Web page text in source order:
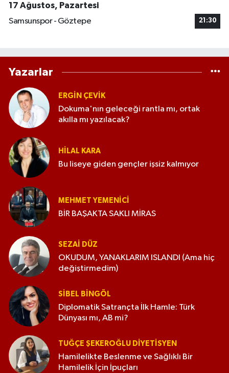
17 Ağustos, Pazartesi
Samsunspor - Göztepe
21:30
Yazarlar
ERGIN ÇEVİK
Dokuma'nın geleceği rantla mı, ortak
akılla mı yazılacak?
HILAL KARA
Bu liseye giden gençler işsiz kalmıyor
MEHMET YEMENICI
BİR BAŞAKTA SAKLI MİRAS
SEZAI DÜZ
OKUDUM, YANAKLARIM ISLANDI (Ama hiç
değiştirmedim)
SIBEL BINGÖL
Diplomatik Satrançta İlk Hamle: Türk
Dünyası mı, AB mi?
TUĞÇE ŞEKEROĞLU DIYETISYEN
Hamilelikte Beslenme ve Sağlıklı Bir
Hamilelik İçin İpuçları